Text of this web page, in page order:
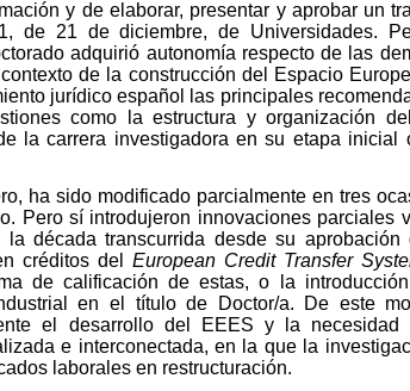
y de elaborar, presentar y aprobar un
de 21 de diciembre, de Universidades.
adquirió autonomía respecto de las
de la construcción del Espacio
jurídico español las principales
como la estructura y organización
la carrera investigadora en su etapa
ha sido modificado parcialmente en tres
Pero sí introdujeron innovaciones parciales
década transcurrida desde su aprobación
créditos del European Credit Transfer
de calificación de estas, o la
en el título de Doctor/a. De este
el desarrollo del EEES y la
e interconectada, en la que la
laborales en restructuración.